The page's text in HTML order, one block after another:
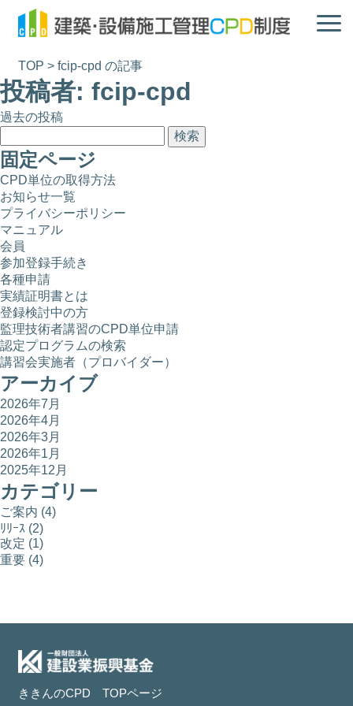
TOP > fcip-cpd の記事
投稿者: fcip-cpd
投
稿
ナ
ビ
ゲ
ー
シ
ョ
ン
過去の投稿
索:
固定ページ
CPD単位の取得方法
お知らせ一覧
プライバシーポリシー
マニュアル
会員
参加登録手続き
各種申請
実績証明書とは
登録検討中の方
監理技術者講習のCPD単位申請
認定プログラムの検索
講習会実施者（プロバイダー）
アーカイブ
2026年7月
2026年4月
2026年3月
2026年1月
2025年12月
カテゴリー
ご案内 (4)
ﾘﾘｰｽ (2)
改定 (1)
重要 (4)
ききんのCPD TOPページ